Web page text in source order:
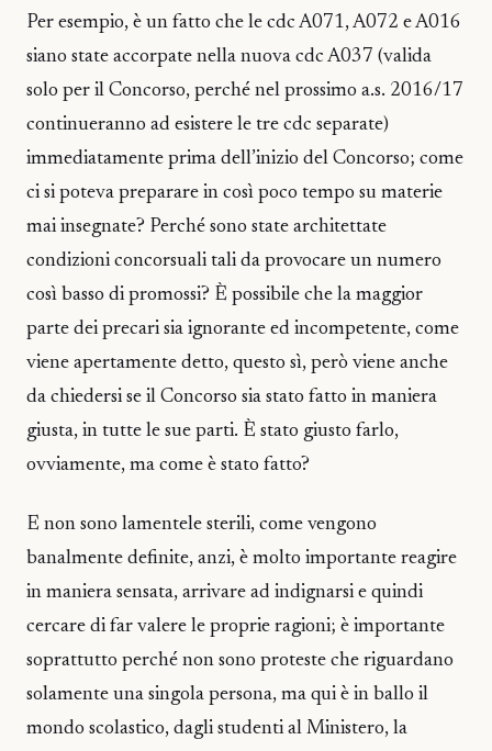
Per esempio, è un fatto che le cdc A071, A072 e A016
siano state accorpate nella nuova cdc A037 (valida
solo per il Concorso, perché nel prossimo a.s. 2016/17
continueranno ad esistere le tre cdc separate)
immediatamente prima dell’inizio del Concorso; come
ci si poteva preparare in così poco tempo su materie
mai insegnate? Perché sono state architettate
condizioni concorsuali tali da provocare un numero
così basso di promossi? È possibile che la maggior
parte dei precari sia ignorante ed incompetente, come
viene apertamente detto, questo sì, però viene anche
da chiedersi se il Concorso sia stato fatto in maniera
giusta, in tutte le sue parti. È stato giusto farlo,
ovviamente, ma come è stato fatto?
E non sono lamentele sterili, come vengono
banalmente definite, anzi, è molto importante reagire
in maniera sensata, arrivare ad indignarsi e quindi
cercare di far valere le proprie ragioni; è importante
soprattutto perché non sono proteste che riguardano
solamente una singola persona, ma qui è in ballo il
mondo scolastico, dagli studenti al Ministero, la